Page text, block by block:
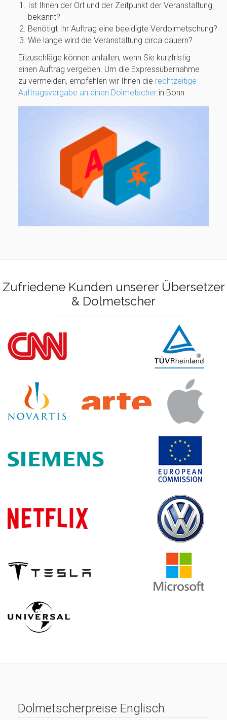
Ist Ihnen der Ort und der Zeitpunkt der Veranstaltung
bekannt?
Benötigt Ihr Auftrag eine beeidigte Verdolmetschung?
Wie lange wird die Veranstaltung circa dauern?
Eilzuschläge können anfallen, wenn Sie kurzfristig
einen Auftrag vergeben. Um die Expressübernahme
zu vermeiden, empfehlen wir Ihnen die rechtzeitige
Auftragsvergabe an einen Dolmetscher in Bonn.
Zufriedene Kunden unserer Übersetzer
& Dolmetscher
Dolmetscherpreise Englisch